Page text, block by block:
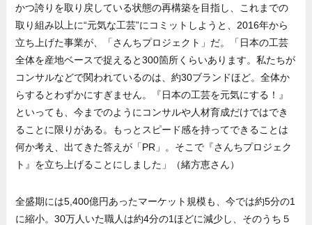
かつ誇りを取り戻している状態の再構築を目指し、これまでの
取り組み以上に“元気な工芸”にコミットしようと、2016年から
立ち上げた事業が、「さんちプロジェクト」だ。「日本の工芸
全体を産地ベースで捉えると300箇所くらいあります。私たちが
コンサルなどで関われているのは、約30ブランドほど。全体か
らするとわずかにすぎません。『日本の工芸を元気にする！』
といっても、今までのようにコンサルや人材育成だけではでき
ることに限りがある。もっとスピード感を持ってできることは
何か考え、出てきた答えが「PR」。そこで『さんちプロジェク
ト』を立ち上げることにしました」（緒方恵さん）
全盛期には5,400億円あったマーケット規模も、今では約5分の1
に縮小。30万人いた職人は約4分の1ほどに減少し、そのうち５